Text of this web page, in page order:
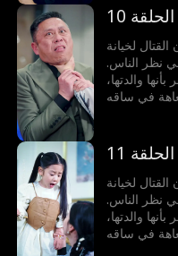
السلطة،
العائلة
من جديد.
الحلقة 10
لخيانة
في نظر الناس.
تطلب منها التظاهر بأنها والدتها،
في ساقه
السلطة،
العائلة
من جديد.
الحلقة 11
لخيانة
في نظر الناس.
تطلب منها التظاهر بأنها والدتها،
في ساقه